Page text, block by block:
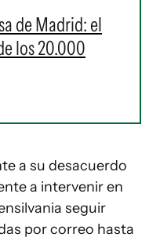
de Madrid: el
los 20.000
a su desacuerdo
a intervenir en
seguir
por correo hasta